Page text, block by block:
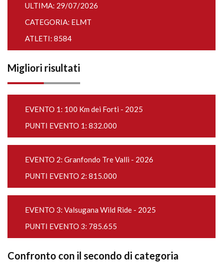
ULTIMA: 29/07/2026
CATEGORIA: ELMT
ATLETI: 8584
Migliori risultati
EVENTO 1: 100 Km dei Forti - 2025
PUNTI EVENTO 1: 832.000
EVENTO 2: Granfondo Tre Valli - 2026
PUNTI EVENTO 2: 815.000
EVENTO 3: Valsugana Wild Ride - 2025
PUNTI EVENTO 3: 785.655
Confronto con il secondo di categoria